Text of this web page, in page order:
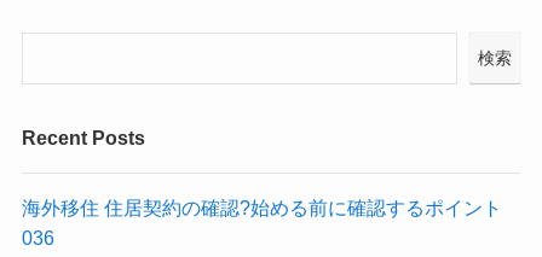
検索
Recent Posts
海外移住 住居契約の確認?始める前に確認するポイント
036